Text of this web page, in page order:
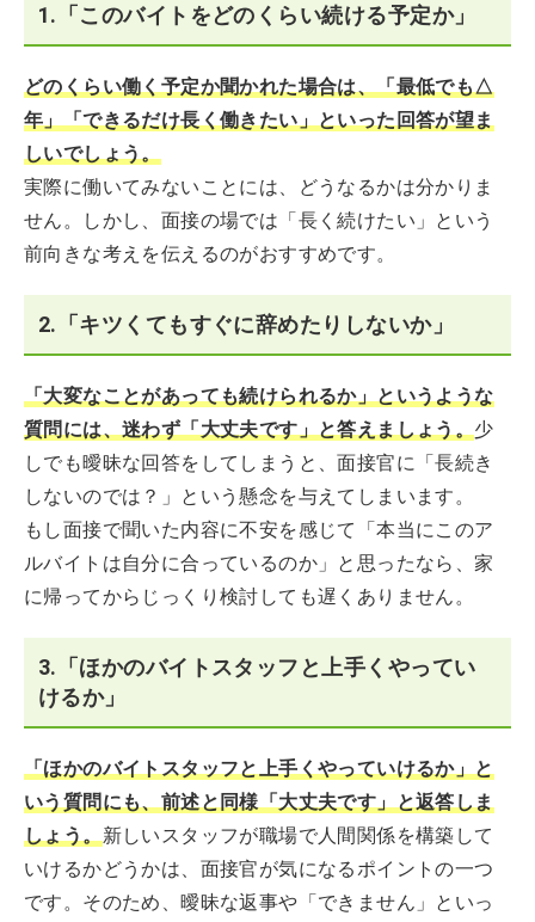
1.「このバイトをどのくらい続ける予定か」
どのくらい働く予定か聞かれた場合は、「最低でも△
年」「できるだけ長く働きたい」といった回答が望ま
しいでしょう。
実際に働いてみないことには、どうなるかは分かりま
せん。しかし、面接の場では「長く続けたい」という
前向きな考えを伝えるのがおすすめです。
2.「キツくてもすぐに辞めたりしないか」
「大変なことがあっても続けられるか」というような
質問には、迷わず「大丈夫です」と答えましょう。 少
しでも曖昧な回答をしてしまうと、面接官に「長続き
しないのでは？」という懸念を与えてしまいます。
もし面接で聞いた内容に不安を感じて「本当にこのア
ルバイトは自分に合っているのか」と思ったなら、家
に帰ってからじっくり検討しても遅くありません。
3.「ほかのバイトスタッフと上手くやってい
けるか」
「ほかのバイトスタッフと上手くやっていけるか」と
いう質問にも、前述と同様「大丈夫です」と返答しま
しょう。 新しいスタッフが職場で人間関係を構築して
いけるかどうかは、面接官が気になるポイントの一つ
です。そのため、曖昧な返事や「できません」といっ